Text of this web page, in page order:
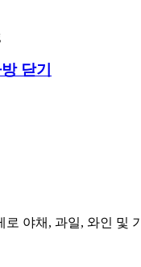
닫기
야채, 과일, 와인